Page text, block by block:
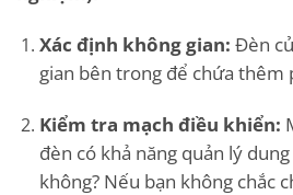
Xác định không gian: Đèn
gian bên trong để chứa thêm
Kiểm tra mạch điều khiển:
đèn có khả năng quản lý
không? Nếu bạn không chắc